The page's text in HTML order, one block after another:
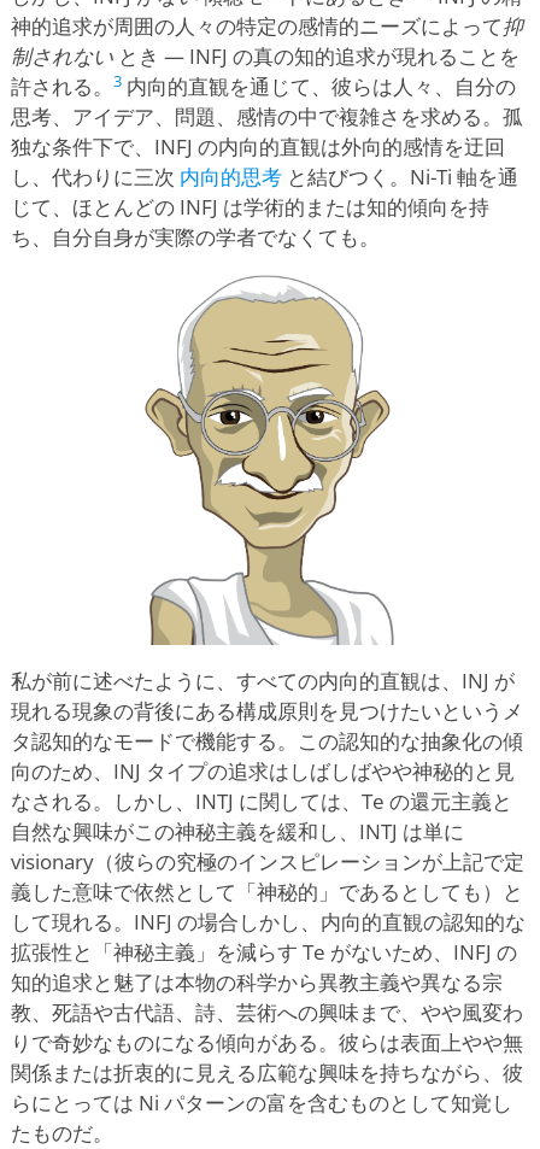
神的追求が周囲の人々の特定の感情的ニーズによって抑
制されない とき — INFJ の真の知的追求が現れることを
許される。
3 内向的直観を通じて、彼らは人々、自分の
思考、アイデア、問題、感情の中で複雑さを求める。孤
独な条件下で、INFJ の内向的直観は外向的感情を迂回
し、代わりに三次 内向的思考 と結びつく。Ni-Ti 軸を通
じて、ほとんどの INFJ は学術的または知的傾向を持
ち、自分自身が実際の学者でなくても。
私が前に述べたように、すべての内向的直観は、INJ が
現れる現象の背後にある構成原則を見つけたいというメ
タ認知的なモードで機能する。この認知的な抽象化の傾
向のため、INJ タイプの追求はしばしばやや神秘的と見
なされる。しかし、INTJ に関しては、Te の還元主義と
自然な興味がこの神秘主義を緩和し、INTJ は単に
visionary（彼らの究極のインスピレーションが上記で定
義した意味で依然として「神秘的」であるとしても）と
して現れる。INFJ の場合しかし、内向的直観の認知的な
拡張性と「神秘主義」を減らす Te がないため、INFJ の
知的追求と魅了は本物の科学から異教主義や異なる宗
教、死語や古代語、詩、芸術への興味まで、やや風変わ
りで奇妙なものになる傾向がある。彼らは表面上やや無
関係または折衷的に見える広範な興味を持ちながら、彼
らにとっては Ni パターンの富を含むものとして知覚し
たものだ。